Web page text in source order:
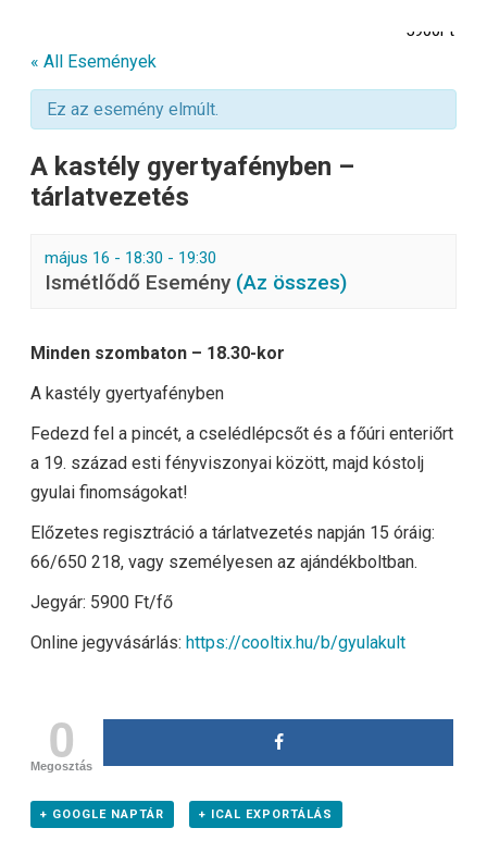
« All Események
Ez az esemény elmúlt.
A kastély gyertyafényben –
tárlatvezetés
május 16 - 18:30 - 19:30
Ismétlődő Esemény (Az összes)
5900Ft
Minden szombaton – 18.30-kor
A kastély gyertyafényben
Fedezd fel a pincét, a cselédlépcsőt és a főúri enteriőrt
a 19. század esti fényviszonyai között, majd kóstolj
gyulai finomságokat!
Előzetes regisztráció a tárlatvezetés napján 15 óráig:
66/650 218, vagy személyesen az ajándékboltban.
Jegyár: 5900 Ft/fő
Online jegyvásárlás: https://cooltix.hu/b/gyulakult
0
Megosztás
+ GOOGLE NAPTÁR + ICAL EXPORTÁLÁS